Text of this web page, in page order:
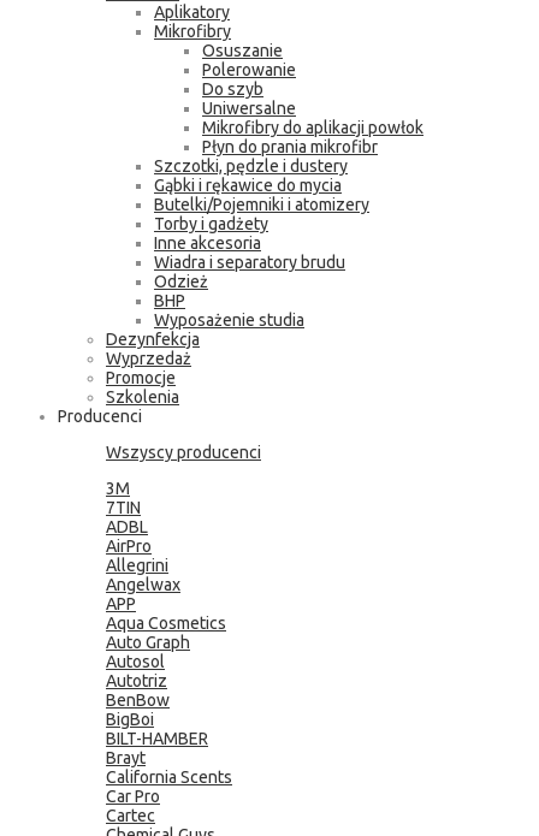
Aplikatory
Mikrofibry
Osuszanie
Polerowanie
Do szyb
Uniwersalne
Mikrofibry do aplikacji powłok
Płyn do prania mikrofibr
Szczotki, pędzle i dustery
Gąbki i rękawice do mycia
Butelki/Pojemniki i atomizery
Torby i gadżety
Inne akcesoria
Wiadra i separatory brudu
Odzież
BHP
Wyposażenie studia
Dezynfekcja
Wyprzedaż
Promocje
Szkolenia
Producenci
Wszyscy producenci
3M
7TIN
ADBL
AirPro
Allegrini
Angelwax
APP
Aqua Cosmetics
Auto Graph
Autosol
Autotriz
BenBow
BigBoi
BILT-HAMBER
Brayt
California Scents
Car Pro
Cartec